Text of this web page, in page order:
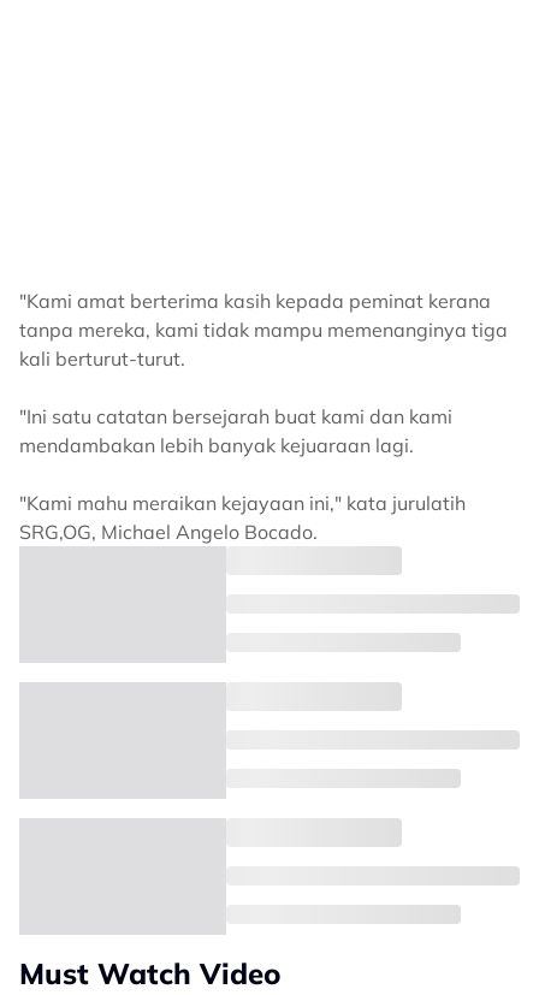
"Kami amat berterima kasih kepada peminat kerana
tanpa mereka, kami tidak mampu memenanginya tiga
kali berturut-turut.
"Ini satu catatan bersejarah buat kami dan kami
mendambakan lebih banyak kejuaraan lagi.
"Kami mahu meraikan kejayaan ini," kata jurulatih
SRG,OG, Michael Angelo Bocado.
Must Watch Video